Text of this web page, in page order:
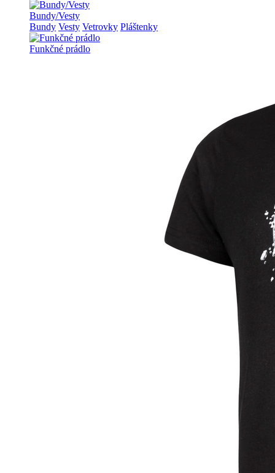
Bundy/Vesty
Bundy Vesty Vetrovky Pláštenky
Funkčné prádlo